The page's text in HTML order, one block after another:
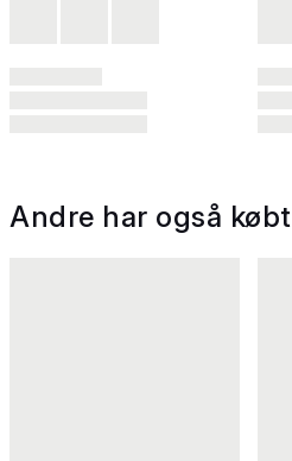
Andre har også købt